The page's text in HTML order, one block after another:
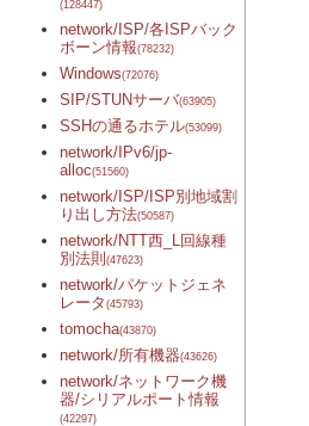
(128447)
network/ISP/各ISPバック
ボーン情報(78232)
Windows(72076)
SIP/STUNサーバ(63905)
SSHの通るホテル(53099)
network/IPv6/jp-
alloc(51560)
network/ISP/ISP別地域割
り出し方法(50587)
network/NTT西_L回線種
別法則(47623)
network/パケットジェネ
レータ (45793)
tomocha(43870)
network/所有機器(43626)
network/ネットワーク機
器/シリアルポート情報
(42297)